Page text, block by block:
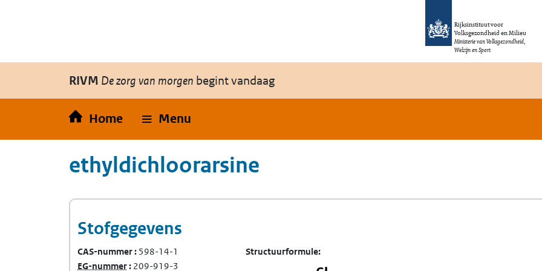
Rijksinstituut voor
Volksgezondheid en Milieu
Ministerie van Volksgezondheid,
Welzijn en Sport
RIVM De zorg van morgen begint vandaag
Home Menu
ethyldichloorarsine
Stofgegevens
CAS-nummer 598-14-1
EG-nummer(Europees Gemeenschap-nummer)
209-919-3
Structuurformule